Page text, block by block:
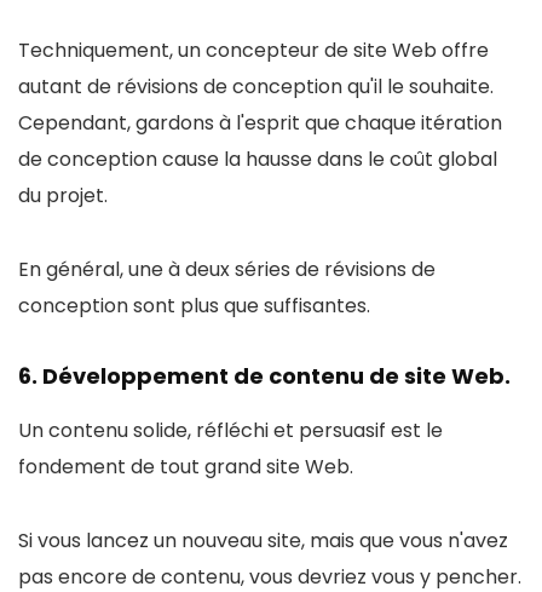
Techniquement, un concepteur de site Web offre
autant de révisions de conception qu'il le souhaite.
Cependant, gardons à l'esprit que chaque itération
de conception cause la hausse dans le coût global
du projet.
En général, une à deux séries de révisions de
conception sont plus que suffisantes.
6. Développement de contenu de site Web.
Un contenu solide, réfléchi et persuasif est le
fondement de tout grand site Web.
Si vous lancez un nouveau site, mais que vous n'avez
pas encore de contenu, vous devriez vous y pencher.